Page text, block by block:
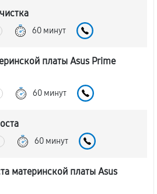
60 минут
платы Asus Prime
60 минут
60 минут
материнской платы Asus